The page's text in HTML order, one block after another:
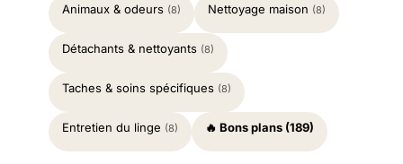
Animaux & odeurs (8) Nettoyage maison (8)
Détachants & nettoyants (8)
Taches & soins spécifiques (8)
Entretien du linge (8) 🔥 Bons plans (189)